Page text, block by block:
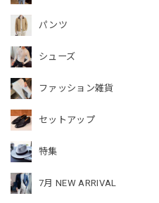
パンツ
シューズ
ファッション雑貨
セットアップ
特集
7月 NEW ARRIVAL